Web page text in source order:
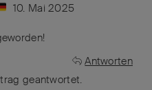
10. Mai 2025
Antworten
geantwortet.